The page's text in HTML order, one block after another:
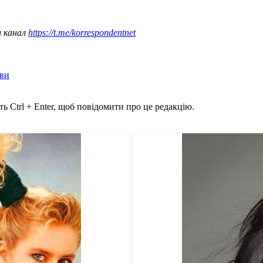
канал https://t.me/korrespondentnet
Ctrl + Enter, щоб повідомити про це редакцію.